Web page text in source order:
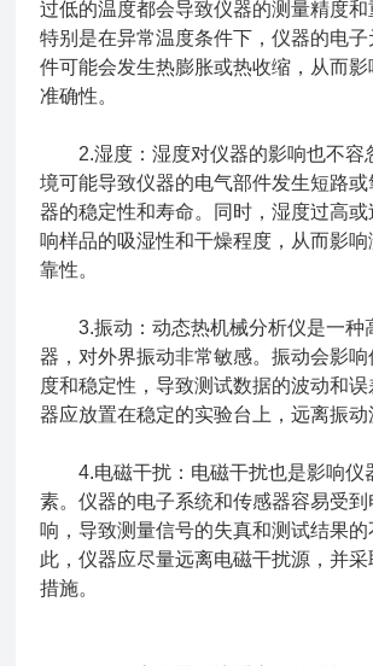
过低的温度都会导致仪器的测量精度和
特别是在异常温度条件下，仪器的电
件可能会发生热膨胀或热收缩，从而
准确性。
2.湿度：湿度对仪器的影响也不容
境可能导致仪器的电气部件发生短路
器的稳定性和寿命。同时，湿度过高
响样品的吸湿性和干燥程度，从而影
靠性。
3.振动：动态热机械分析仪是一种
器，对外界振动非常敏感。振动会影
度和稳定性，导致测试数据的波动和
器应放置在稳定的实验台上，远离振动
4.电磁干扰：电磁干扰也是影响仪
素。仪器的电子系统和传感器容易受
响，导致测量信号的失真和测试结果的
此，仪器应尽量远离电磁干扰源，并
措施。